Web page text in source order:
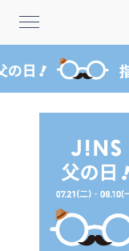
登入/註冊
最新消息